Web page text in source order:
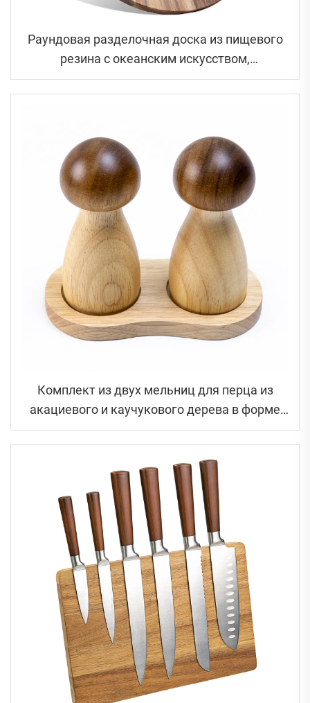
Раундовая разделочная доска из пищевого
резина с океанским искусством,
соответствующая нормам FDA
Комплект из двух мельниц для перца из
акациевого и каучукового дерева в форме
гриба